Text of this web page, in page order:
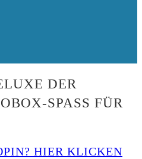
DER
SPASS FÜR I
HIER KLICKEN